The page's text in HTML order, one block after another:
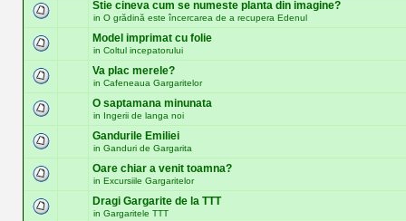
Stie cineva cum se numeste planta din imagine?
in O grădină este încercarea de a recupera Edenul
Model imprimat cu folie
in Coltul incepatorului
Va plac merele?
in Cafeneaua Gargaritelor
O saptamana minunata
in Ingerii de langa noi
Gandurile Emiliei
in Ganduri de Gargarita
Oare chiar a venit toamna?
in Excursiile Gargaritelor
Dragi Gargarite de la TTT
in Gargaritele TTT